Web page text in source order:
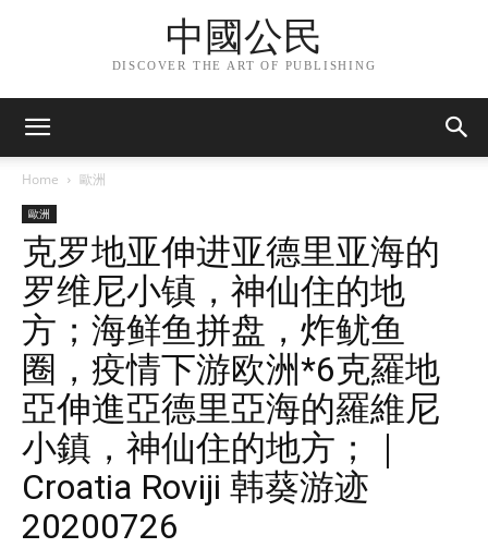
中國公民
DISCOVER THE ART OF PUBLISHING
Home 歐洲
歐洲
克罗地亚伸进亚德里亚海的
罗维尼小镇，神仙住的地
方；海鲜鱼拼盘，炸鱿鱼
圈，疫情下游欧洲*6克羅地
亞伸進亞德里亞海的羅維尼
小鎮，神仙住的地方；｜
Croatia Roviji 韩葵游迹
20200726